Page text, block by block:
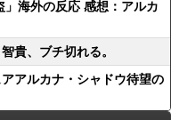
海外の反応 感想：アルカ
貴、ブチ切れる。
アルカナ・シャドウ待望の